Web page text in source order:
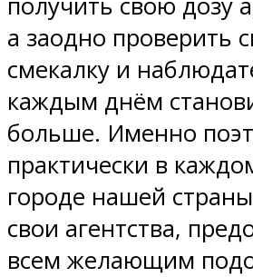
а заодно проверить
смекалку и
каждым днём
больше. Именно
практически в
городе нашей
свои агентства,
всем желающим